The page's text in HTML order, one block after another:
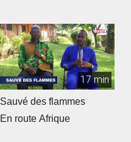
17 min
Sauvé des flammes
En route Afrique